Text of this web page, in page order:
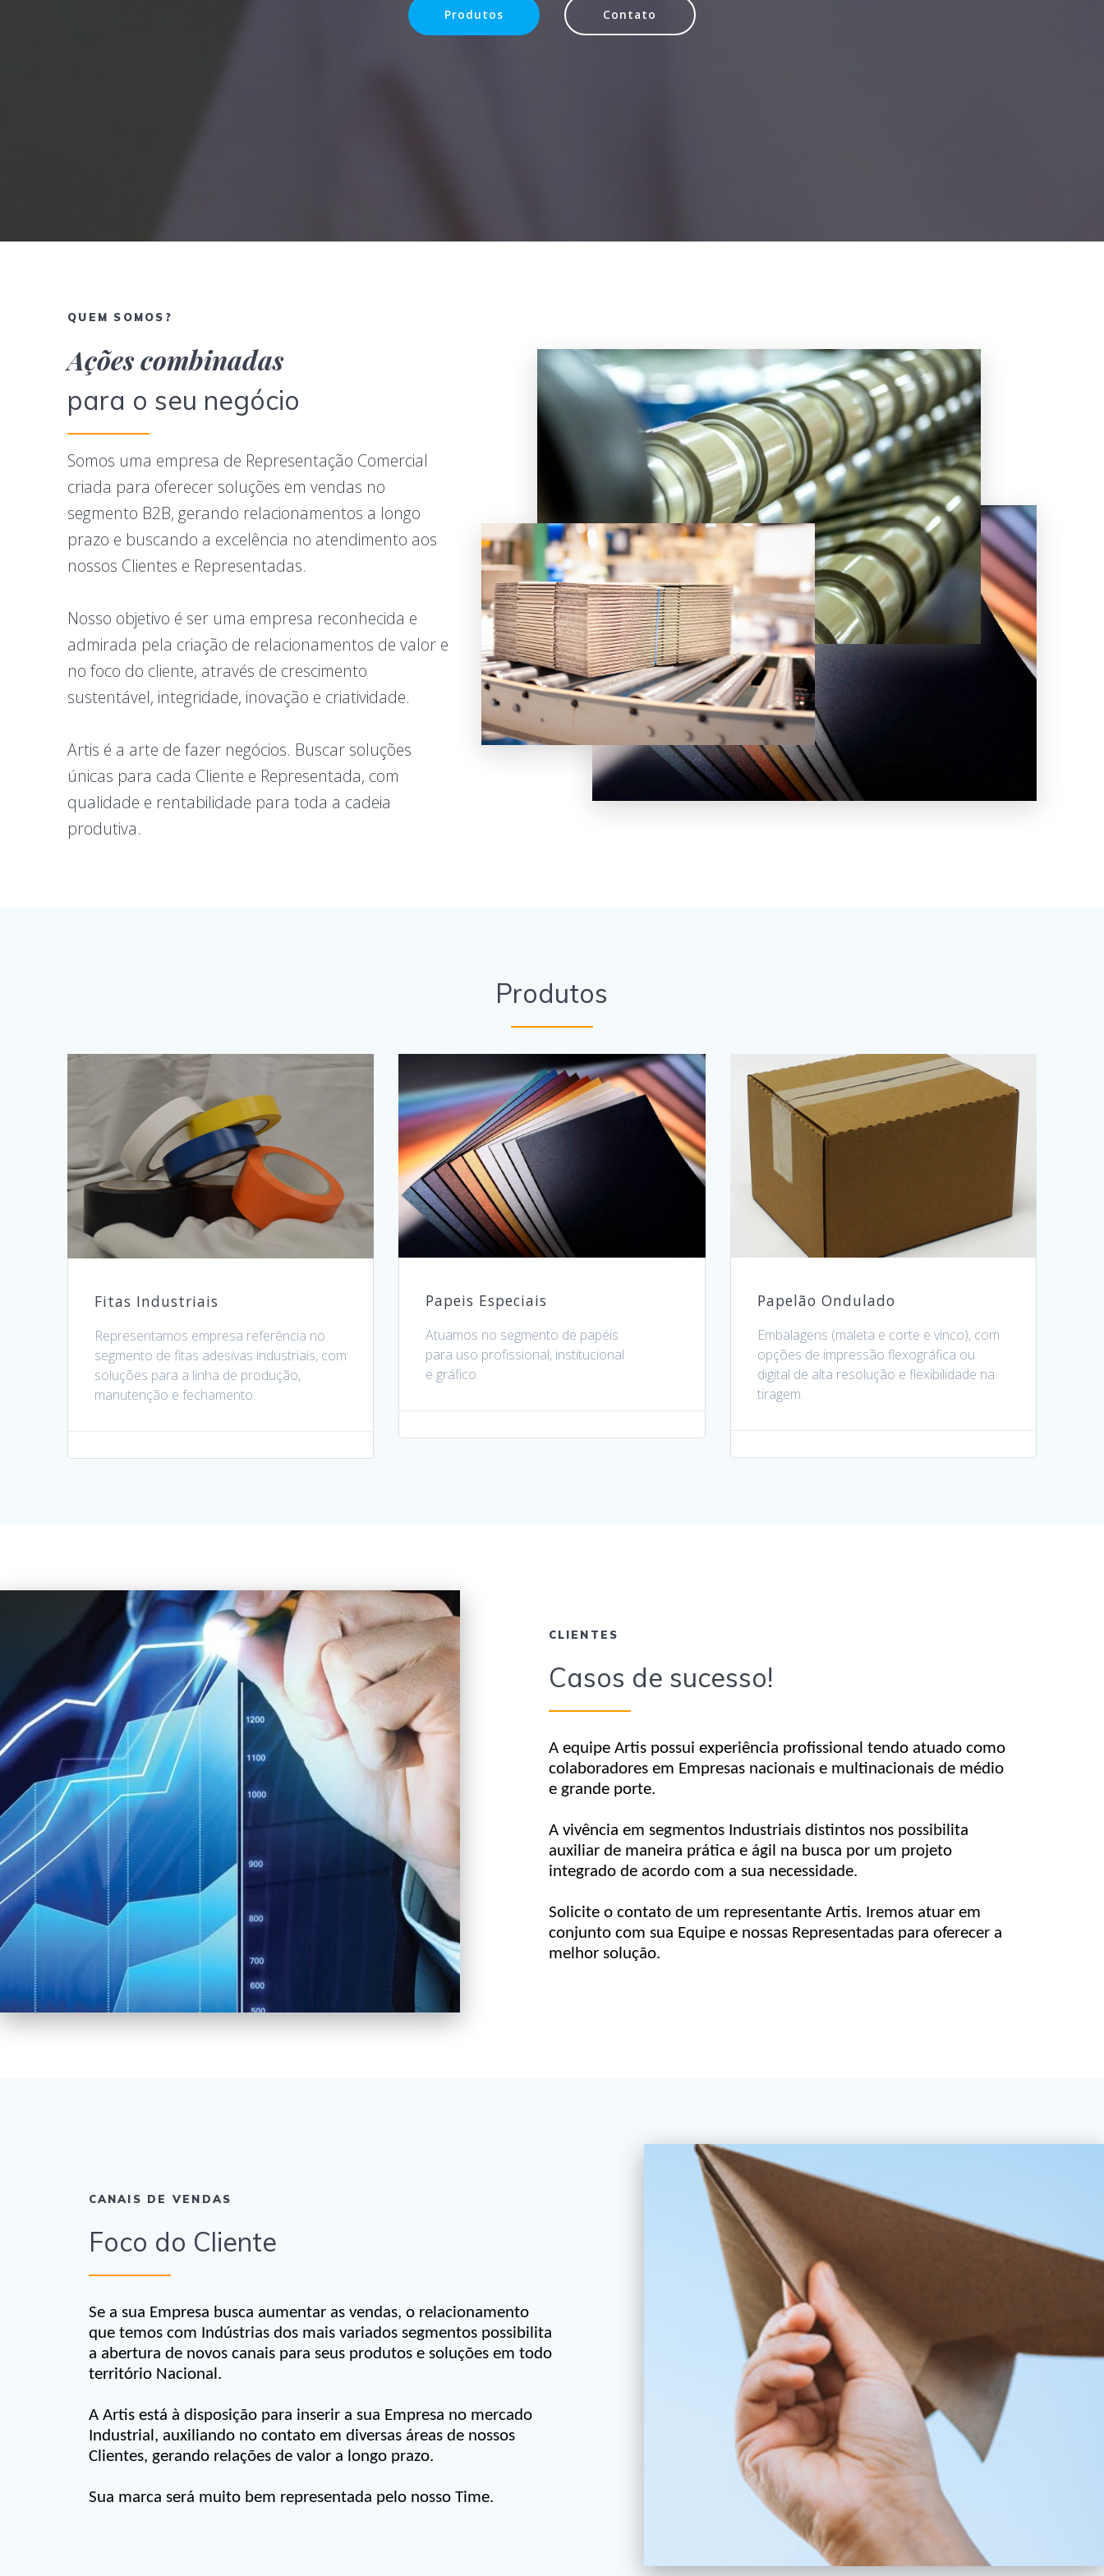
Produtos Contato
QUEM SOMOS?
Ações combinadas
para o seu negócio
Somos uma empresa de Representação Comercial
criada para oferecer soluções em vendas no
segmento B2B, gerando relacionamentos a longo
prazo e buscando a excelência no atendimento aos
nossos Clientes e Representadas.
Nosso objetivo é ser uma empresa reconhecida e
admirada pela criação de relacionamentos de valor e
no foco do cliente, através de crescimento
sustentável, integridade, inovação e criatividade.
Artis é a arte de fazer negócios. Buscar soluções
únicas para cada Cliente e Representada, com
qualidade e rentabilidade para toda a cadeia
produtiva.
Produtos
Fitas Industriais
Representamos empresa referência no
segmento de fitas adesivas industriais, com
soluções para a linha de produção,
manutenção e fechamento.
Papeis Especiais
Atuamos no segmento de papéis
para uso profissional, institucional
e gráfico.
Papelão Ondulado
Embalagens (maleta e corte e vinco), com
opções de impressão flexográfica ou
digital de alta resolução e flexibilidade na
tiragem.
CLIENTES
Casos de sucesso!
A equipe Artis possui experiência profissional tendo atuado como
colaboradores em Empresas nacionais e multinacionais de médio
e grande porte.
A vivência em segmentos Industriais distintos nos possibilita
auxiliar de maneira prática e ágil na busca por um projeto
integrado de acordo com a sua necessidade.
Solicite o contato de um representante Artis. Iremos atuar em
conjunto com sua Equipe e nossas Representadas para oferecer a
melhor solução.
CANAIS DE VENDAS
Foco do Cliente
Se a sua Empresa busca aumentar as vendas, o relacionamento
que temos com Indústrias dos mais variados segmentos possibilita
a abertura de novos canais para seus produtos e soluções em todo
território Nacional.
A Artis está à disposição para inserir a sua Empresa no mercado
Industrial, auxiliando no contato em diversas áreas de nossos
Clientes, gerando relações de valor a longo prazo.
Sua marca será muito bem representada pelo nosso Time.